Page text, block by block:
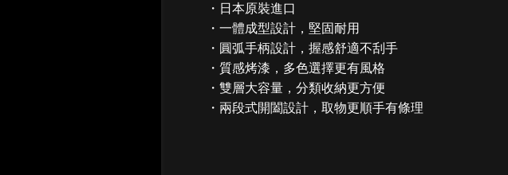
・日本原裝進口
・一體成型設計，堅固耐用
・圓弧手柄設計，握感舒適不刮手
・質感烤漆，多色選擇更有風格
・雙層大容量，分類收納更方便
・兩段式開闔設計，取物更順手有條理